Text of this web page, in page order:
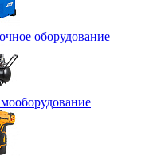
оборудование